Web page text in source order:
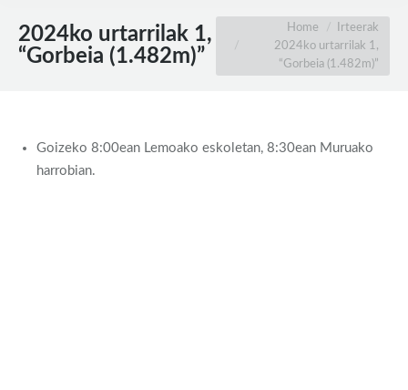
2024ko urtarrilak 1,
“Gorbeia (1.482m)”
You are here:Home
Irteerak
2024ko urtarrilak 1,
“Gorbeia (1.482m)”
Goizeko 8:00ean Lemoako eskoletan, 8:30ean Muruako
harrobian.